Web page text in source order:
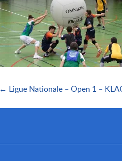
← Ligue Nationale – Open 1 –